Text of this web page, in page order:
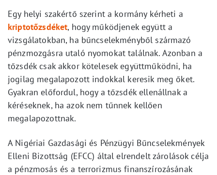
Egy helyi szakértő szerint a kormány kérheti a
kriptotőzsdéket, hogy működjenek együtt a
vizsgálatokban, ha bűncselekményből származó
pénzmozgásra utaló nyomokat találnak. Azonban a
tőzsdék csak akkor kötelesek együttműködni, ha
jogilag megalapozott indokkal keresik meg őket.
Gyakran előfordul, hogy a tőzsdék ellenállnak a
kéréseknek, ha azok nem tűnnek kellően
megalapozottnak.
A Nigériai Gazdasági és Pénzügyi Bűncselekmények
Elleni Bizottság (EFCC) által elrendelt zárolások célja
a pénzmosás és a terrorizmus finanszírozásának